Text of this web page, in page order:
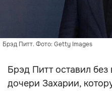
Брэд Питт. Фото: Getty Images
Брэд Питт оставил
дочери Захарии,